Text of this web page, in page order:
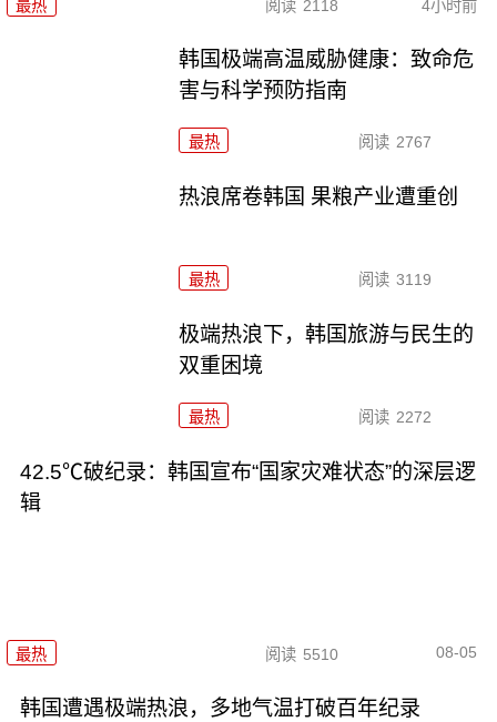
最热 阅读 2118 4小时前
韩国极端高温威胁健康：致命危
害与科学预防指南
最热 阅读 2767
热浪席卷韩国 果粮产业遭重创
最热 阅读 3119
极端热浪下，韩国旅游与民生的
双重困境
最热 阅读 2272
42.5℃破纪录：韩国宣布“国家灾难状态”的深层逻
辑
最热 阅读 5510 08-05
韩国遭遇极端热浪，多地气温打破百年纪录